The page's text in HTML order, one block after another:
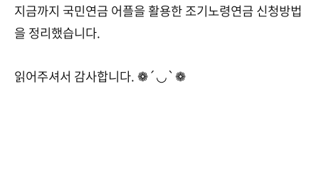
지금까지 국민연금 어플을 활용한 조기노령연금 신청방법
을 정리했습니다.
읽어주셔서 감사합니다. ❁´◡`❁